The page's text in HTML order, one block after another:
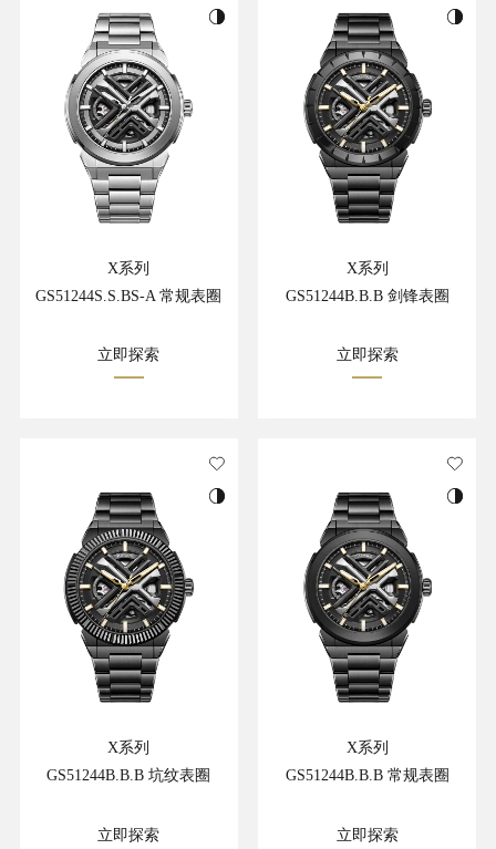
X系列
GS51244S.S.BS-A 常规表圈
立即探索
X系列
GS51244B.B.B 剑锋表圈
立即探索
X系列
GS51244B.B.B 坑纹表圈
立即探索
X系列
GS51244B.B.B 常规表圈
立即探索